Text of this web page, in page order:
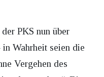
PKS nun über
Wahrheit seien die
Vergehen des